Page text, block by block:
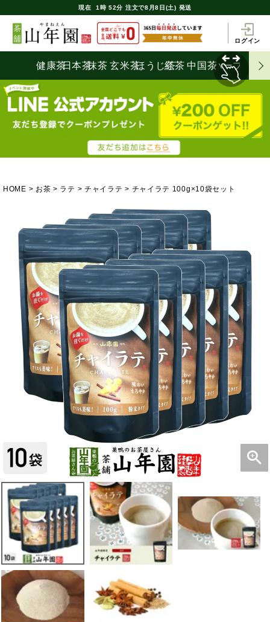
現在 1時 52分 注文で8月8日(土) 発送
ログイン
健康茶日本茶抹茶 玄米茶ほうじ茶
紅茶 中国茶ハーブティ
HOME お茶 ラテ チャイラテ チャイラテ 100g×10袋セット